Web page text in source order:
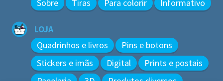
Sobre
Tiras Para colorir Informativo
LOJA
Quadrinhos e livros
Pins e botons
Stickers e imãs
Digital
Prints e postais